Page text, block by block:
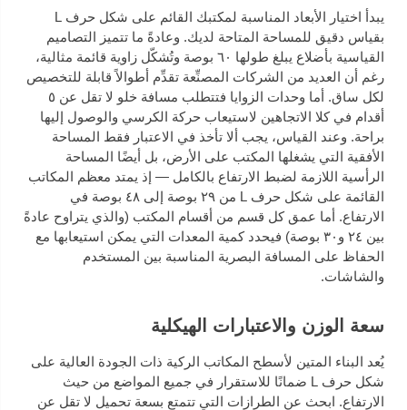
يبدأ اختيار الأبعاد المناسبة لمكتبك القائم على شكل حرف L
بقياس دقيق للمساحة المتاحة لديك. وعادةً ما تتميز التصاميم
القياسية بأضلاع يبلغ طولها ٦٠ بوصة وتُشكّل زاوية قائمة مثالية،
رغم أن العديد من الشركات المصنِّعة تقدِّم أطوالاً قابلة للتخصيص
لكل ساق. أما وحدات الزوايا فتتطلب مسافة خلو لا تقل عن ٥
أقدام في كلا الاتجاهين لاستيعاب حركة الكرسي والوصول إليها
براحة. وعند القياس، يجب ألا تأخذ في الاعتبار فقط المساحة
الأفقية التي يشغلها المكتب على الأرض، بل أيضًا المساحة
الرأسية اللازمة لضبط الارتفاع بالكامل — إذ يمتد معظم المكاتب
القائمة على شكل حرف L من ٢٩ بوصة إلى ٤٨ بوصة في
الارتفاع. أما عمق كل قسم من أقسام المكتب (والذي يتراوح عادةً
بين ٢٤ و٣٠ بوصة) فيحدد كمية المعدات التي يمكن استيعابها مع
الحفاظ على المسافة البصرية المناسبة بين المستخدم
والشاشات.
سعة الوزن والاعتبارات الهيكلية
يُعد البناء المتين لأسطح المكاتب الركية ذات الجودة العالية على
شكل حرف L ضمانًا للاستقرار في جميع المواضع من حيث
الارتفاع. ابحث عن الطرازات التي تتمتع بسعة تحميل لا تقل عن